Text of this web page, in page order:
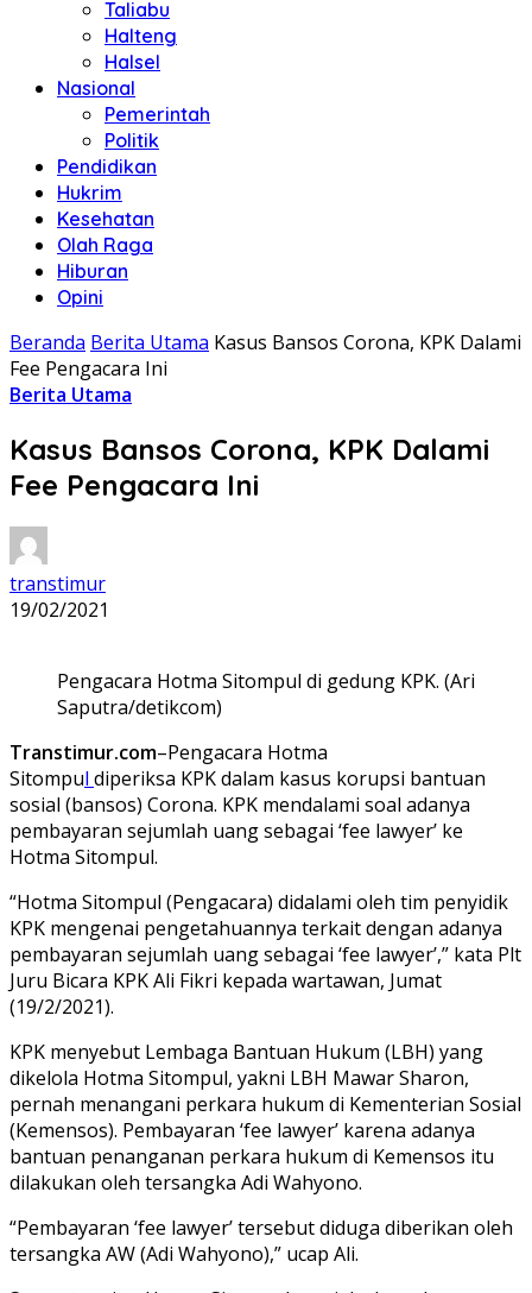
Taliabu
Halteng
Halsel
Nasional
Pemerintah
Politik
Pendidikan
Hukrim
Kesehatan
Olah Raga
Hiburan
Opini
Beranda Berita Utama Kasus Bansos Corona, KPK Dalami
Fee Pengacara Ini
Berita Utama
Kasus Bansos Corona, KPK Dalami
Fee Pengacara Ini
transtimur
19/02/2021
Pengacara Hotma Sitompul di gedung KPK. (Ari
Saputra/detikcom)
Transtimur.com–Pengacara Hotma
Sitompul diperiksa KPK dalam kasus korupsi bantuan
sosial (bansos) Corona. KPK mendalami soal adanya
pembayaran sejumlah uang sebagai ‘fee lawyer’ ke
Hotma Sitompul.
“Hotma Sitompul (Pengacara) didalami oleh tim penyidik
KPK mengenai pengetahuannya terkait dengan adanya
pembayaran sejumlah uang sebagai ‘fee lawyer’,” kata Plt
Juru Bicara KPK Ali Fikri kepada wartawan, Jumat
(19/2/2021).
KPK menyebut Lembaga Bantuan Hukum (LBH) yang
dikelola Hotma Sitompul, yakni LBH Mawar Sharon,
pernah menangani perkara hukum di Kementerian Sosial
(Kemensos). Pembayaran ‘fee lawyer’ karena adanya
bantuan penanganan perkara hukum di Kemensos itu
dilakukan oleh tersangka Adi Wahyono.
“Pembayaran ‘fee lawyer’ tersebut diduga diberikan oleh
tersangka AW (Adi Wahyono),” ucap Ali.